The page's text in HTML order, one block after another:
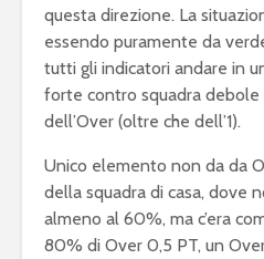
questa direzione. La
essendo puramente da
tutti gli indicatori andare in
forte contro squadra
dell’Over (oltre che dell’1).
Unico elemento non da da
della squadra di casa, dove
almeno al 60%, ma c’era
80% di Over 0,5 PT, un